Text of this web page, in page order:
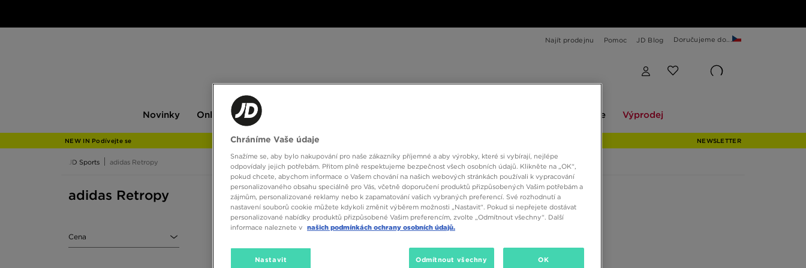
Najít prodejnu Pomoc JD Blog Doručujeme do...
Novinky
JD
Only at JD
Pánské
Pánské Explore Výprodej
NEW IN Podívejte se NEWSLETTER
JD Sports adidas Retropy
adidas Retropy
Cena
Chráníme Vaše údaje
Snažíme se, aby bylo nakupování pro naše zákazníky příjemné a aby výrobky, které si vybírají, nejlépe
odpovídaly jejich potřebám. Přitom plně respektujeme bezpečnost všech osobních údajů. Klikněte na „OK“,
pokud chcete, abychom informace o Vašem chování na našich webových stránkách používali k vypracování
personalizovaného obsahu speciálně pro Vás, včetně doporučení produktů přizpůsobených Vašim potřebám a
zájmům, personalizované reklamy nebo k zapamatování vašich vybraných preferencí. Své rozhodnutí a
nastavení souborů cookie můžete kdykoli změnit výběrem možnosti „Nastavit“. Pokud si nepřejete dostávat
personalizované nabídky produktů přizpůsobené Vašim preferencím, zvolte „Odmítnout všechny“. Další
informace naleznete v našich podmínkách ochrany osobních údajů.
Nastavit Odmítnout všechny OK